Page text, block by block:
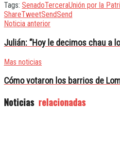
Tags: SenadoTerceraUnión por la
ShareTweetSendSend
Noticia anterior
Julián: “Hoy le decimos chau a
Mas noticias
Cómo votaron los barrios de
Noticias relacionadas